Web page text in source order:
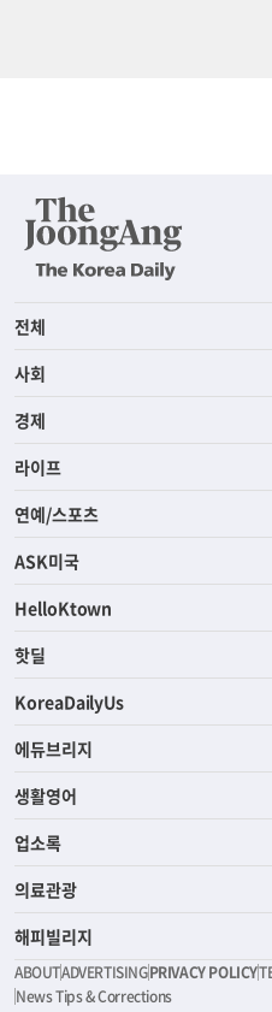
전체
사회
경제
라이프
연예/스포츠
ASK미국
HelloKtown
핫딜
KoreaDailyUs
에듀브리지
생활영어
업소록
의료관광
해피빌리지
ABOUTADVERTISINGPRIVACY POLICY
News Tips & Corrections